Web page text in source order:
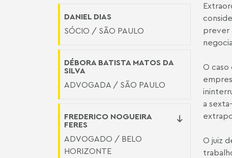
DANIEL DIAS
SÓCIO / SÃO PAULO
DÉBORA BATISTA MATOS DA
SILVA
ADVOGADA / SÃO PAULO
FREDERICO NOGUEIRA
FERES
ADVOGADO / BELO
HORIZONTE
prever
O caso
a
O juiz